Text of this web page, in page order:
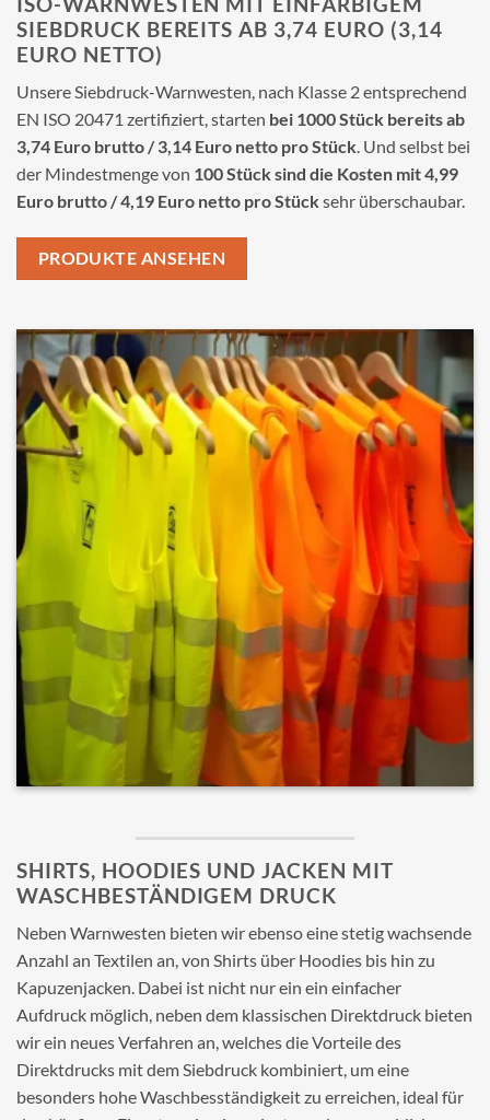
SIEBDRUCK BEREITS AB 3,74 EURO (3,14
EURO NETTO)
Unsere Siebdruck-Warnwesten, nach Klasse 2 entsprechend
EN ISO 20471 zertifiziert, starten bei 1000 Stück bereits ab
3,74 Euro brutto / 3,14 Euro netto pro Stück. Und selbst bei
der Mindestmenge von 100 Stück sind die Kosten mit 4,99
Euro brutto / 4,19 Euro netto pro Stücksehr überschaubar.
PRODUKTE ANSEHEN
SHIRTS, HOODIES UND JACKEN MIT
WASCHBESTÄNDIGEM DRUCK
Neben Warnwesten bieten wir ebenso eine stetig wachsende
Anzahl an Textilen an, von Shirts über Hoodies bis hin zu
Kapuzenjacken. Dabei ist nicht nur ein ein einfacher
Aufdruck möglich, neben dem klassischen Direktdruck bieten
wir ein neues Verfahren an, welches die Vorteile des
Direktdrucks mit dem Siebdruck kombiniert, um eine
besonders hohe Waschbesständigkeit zu erreichen, ideal für